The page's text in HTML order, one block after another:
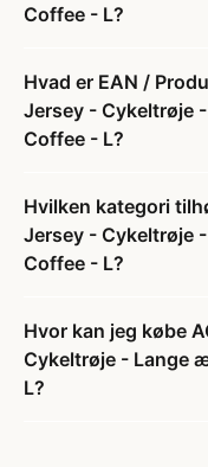
Coffee - L?
Hvad er EAN /
Jersey - Cykeltrøje
Coffee - L?
Hvilken kategori
Jersey - Cykeltrøje
Coffee - L?
Hvor kan jeg købe
Cykeltrøje - Lange
L?